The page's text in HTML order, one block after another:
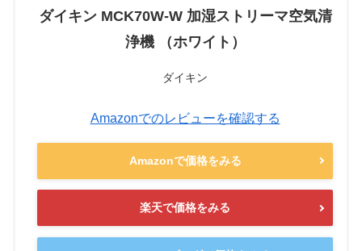
ダイキン MCK70W-W 加湿ストリーマ空気清
浄機 （ホワイト）
ダイキン
Amazonでのレビューを確認する
Amazonで価格をみる
楽天で価格をみる